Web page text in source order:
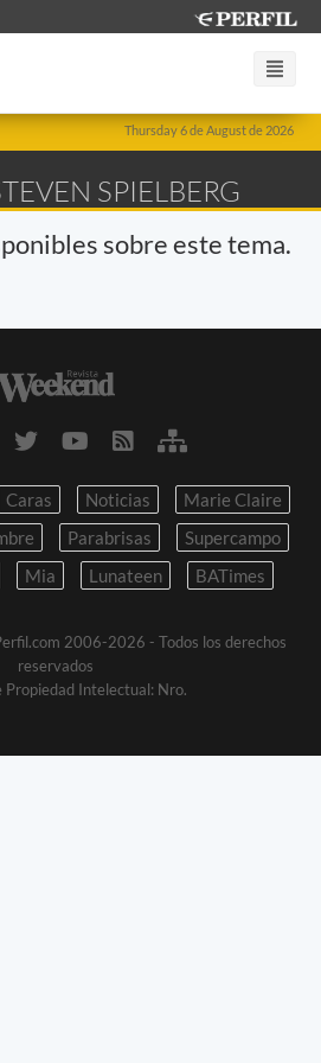
Thursday 6 de August de 2026
SPIELBERG
sobre este tema.
Caras Noticias
Marie Claire
Parabrisas
Supercampo
Mia Lunateen BATimes
2006-2026 - Todos los derechos
reservados
Propiedad Intelectual: Nro.